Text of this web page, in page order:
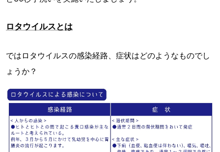
ロタウイルスとは
ではロタウイルスの感染経路、症状はどのようなものでし
ょうか？